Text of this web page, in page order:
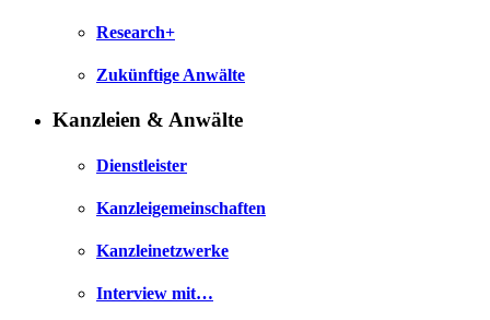
Research+
Zukünftige Anwälte
Kanzleien & Anwälte
Dienstleister
Kanzleigemeinschaften
Kanzleinetzwerke
Interview mit…